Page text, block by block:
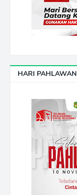
HARI PAHLAWAN